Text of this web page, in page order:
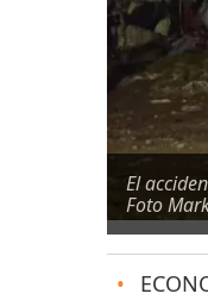
El
Foto
•